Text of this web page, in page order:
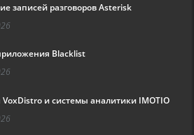
записей разговоров Asterisk
Blacklist
и системы аналитики IMOTIO